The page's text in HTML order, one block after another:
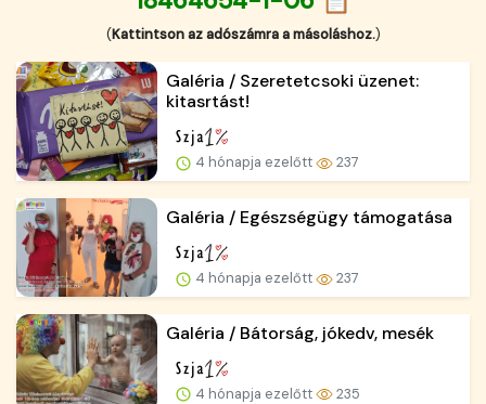
(Kattintson az adószámra a másoláshoz.)
Galéria / Szeretetcsoki üzenet:
kitasrtást!
4 hónapja ezelőtt 237
Galéria / Egészségügy támogatása
4 hónapja ezelőtt 237
Galéria / Bátorság, jókedv, mesék
4 hónapja ezelőtt 235